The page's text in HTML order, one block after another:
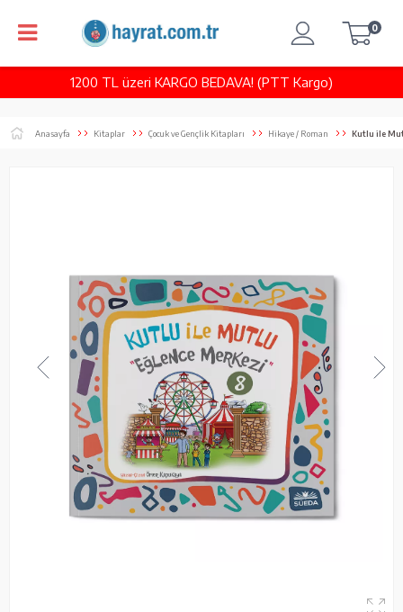
1200 TL üzeri KARGO BEDAVA! (PTT Kargo)
0
Anasayfa Kitaplar Çocuk ve Gençlik Kitapları Hikaye / Roman Kutlu ile